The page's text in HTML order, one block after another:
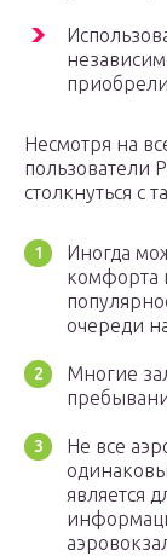
Несмотря на
пользователи
столкнуться с
Иногда
комфорта
очереди
Многие
Не все
является